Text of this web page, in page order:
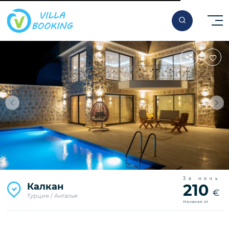
Калкан
Турция / Анталья
За ночь
210 €
Начиная от